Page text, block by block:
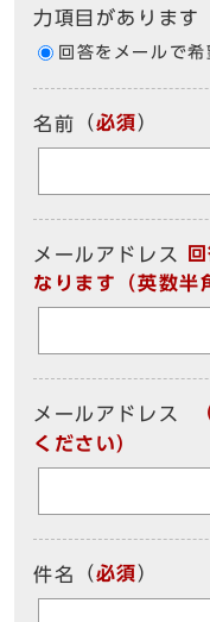
力項目があります
回答をメールで希
名前 （必須）
メールアドレス
なります（英数半
メールアドレス
ください）
件名 （必須）